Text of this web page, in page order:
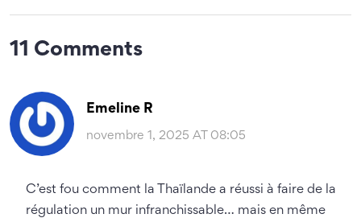
11 Comments
Emeline R
novembre 1, 2025 AT 08:05
C’est fou comment la Thaïlande a réussi à faire de la
régulation un mur infranchissable… mais en même